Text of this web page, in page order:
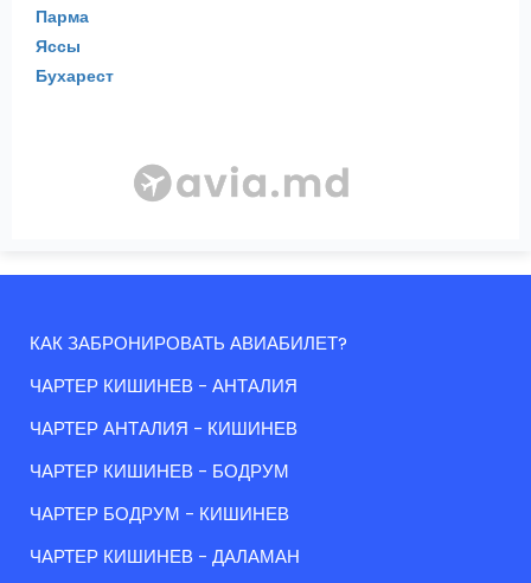
Парма
Яссы
Бухарест
КАК ЗАБРОНИРОВАТЬ АВИАБИЛЕТ?
ЧАРТЕР КИШИНЕВ - АНТАЛИЯ
ЧАРТЕР АНТАЛИЯ - КИШИНЕВ
ЧАРТЕР КИШИНЕВ - БОДРУМ
ЧАРТЕР БОДРУМ - КИШИНЕВ
ЧАРТЕР КИШИНЕВ - ДАЛАМАН